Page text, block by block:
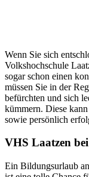
Wenn Sie sich
Volkshochschule
sogar schon einen
müssen Sie in der
befürchten und sich
kümmern. Diese
sowie persönlich
VHS Laatzen
Ein Bildungsurlaub